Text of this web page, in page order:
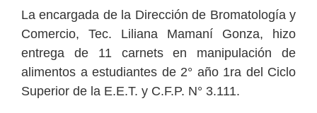
La encargada de la Dirección de Bromatología y
Comercio, Tec. Liliana Mamaní Gonza, hizo
entrega de 11 carnets en manipulación de
alimentos a estudiantes de 2° año 1ra del Ciclo
Superior de la E.E.T. y C.F.P. N° 3.111.